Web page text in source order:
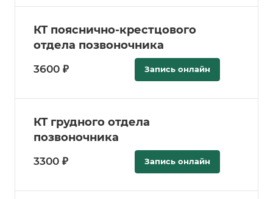
КТ пояснично-крестцового
отдела позвоночника
3600 ₽ Запись онлайн
КТ грудного отдела
позвоночника
3300 ₽ Запись онлайн